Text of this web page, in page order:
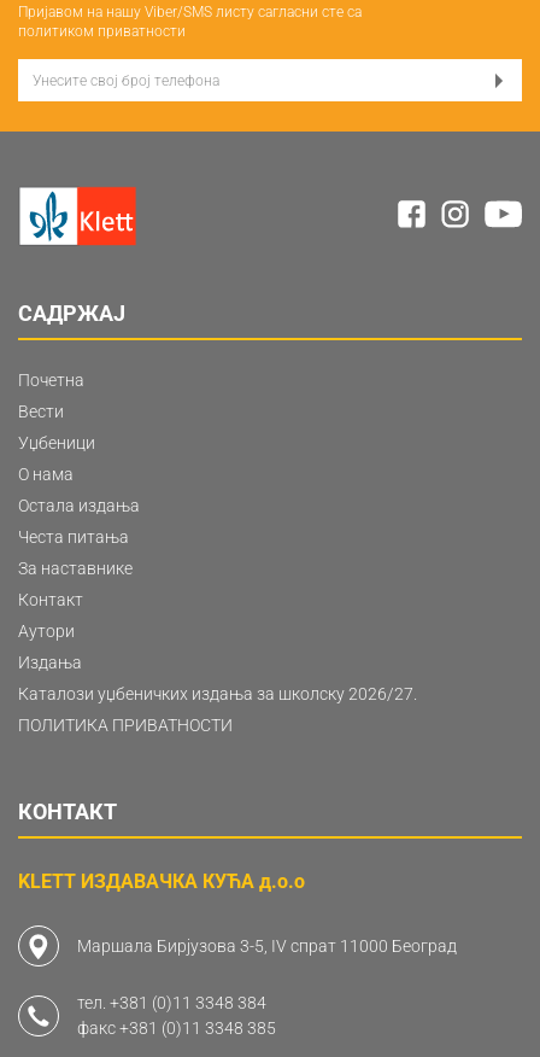
Пријавом на нашу Viber/SMS листу сагласни сте са
политиком приватности
САДРЖАЈ
Почетна
Вести
Уџбеници
О нама
Остала издања
Честа питања
За наставнике
Контакт
Аутори
Издања
Каталози уџбеничких издања за школску 2026/27.
ПОЛИТИКА ПРИВАТНОСТИ
КОНТАКТ
KLETT ИЗДАВАЧКА КУЋА д.о.о
Маршала Бирјузова 3-5, IV спрат 11000 Београд
тел. +381 (0)11 3348 384
факс+381 (0)11 3348 385